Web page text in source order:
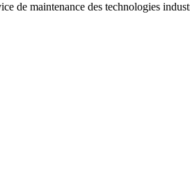
de maintenance des technologies